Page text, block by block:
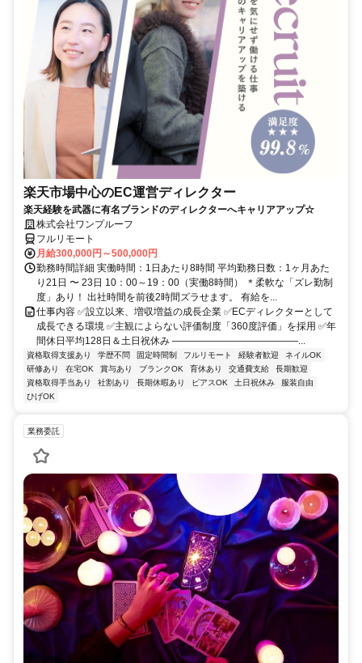
楽天市場中心のEC運営ディレクター
楽天経験を武器に有名ブランドのディレクターへキャリアアップ☆
株式会社ワンプルーフ
フルリモート
月給300,000円～500,000円
勤務時間詳細 実働時間：1日あたり8時間 平均勤務日数：1ヶ月あた
り21日 〜 23日 10：00～19：00（実働8時間） ＊柔軟な「ズレ勤制
度」あり！ 出社時間を前後2時間ズラせます。 有給を...
仕事内容 ✅設立以来、増収増益の成長企業 ✅ECディレクターとして
成長できる環境 ✅主観によらない評価制度「360度評価」を採用 ✅年
間休日平均128日＆土日祝休み ―――――――――――――...
資格取得支援あり 学歴不問 固定時間制 フルリモート 経験者歓迎
ネイルOK
研修あり
在宅OK 賞与あり ブランクOK 育休あり 交通費支給
長期歓迎
資格取得手当あり
社割あり 長期休暇あり ピアスOK 土日祝休み
服装自由
ひげOK
業務委託